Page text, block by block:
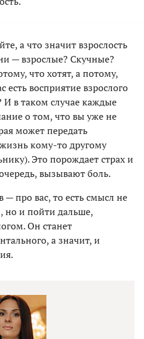
а что значит взрослость
— взрослые? Скучные?
что хотят, а потому,
восприятие взрослого
И в таком случае каждые
о том, что вы уже не
может передать
кому-то другому
Это порождает страх и
вызывают боль.
про вас, то есть смысл не
но и пойти дальше,
Он станет
а значит, и